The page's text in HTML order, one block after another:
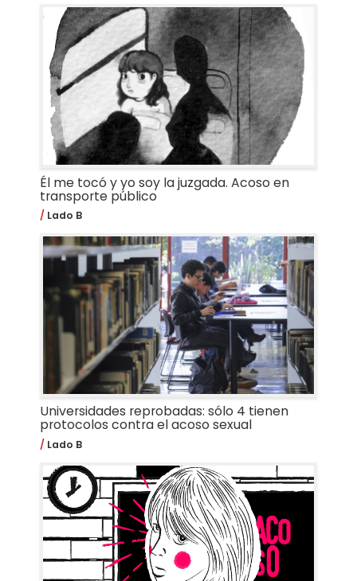
Él me tocó y yo soy la juzgada. Acoso en
transporte público
Lado B
Universidades reprobadas: sólo 4 tienen
protocolos contra el acoso sexual
Lado B